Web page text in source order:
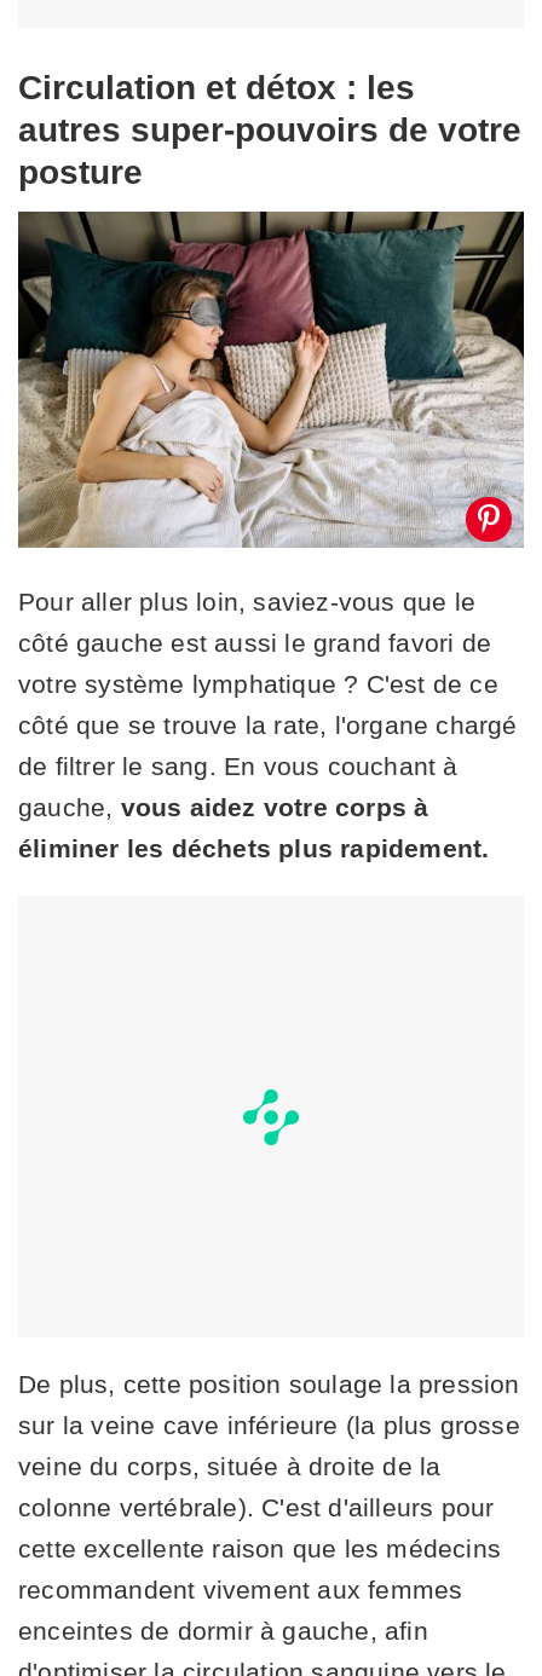
Circulation et détox : les
autres super-pouvoirs de votre
posture
Pour aller plus loin, saviez-vous que le
côté gauche est aussi le grand favori de
votre système lymphatique ? C'est de ce
côté que se trouve la rate, l'organe chargé
de filtrer le sang. En vous couchant à
gauche, vous aidez votre corps à
éliminer les déchets plus rapidement.
De plus, cette position soulage la pression
sur la veine cave inférieure (la plus grosse
veine du corps, située à droite de la
colonne vertébrale). C'est d'ailleurs pour
cette excellente raison que les médecins
recommandent vivement aux femmes
enceintes de dormir à gauche, afin